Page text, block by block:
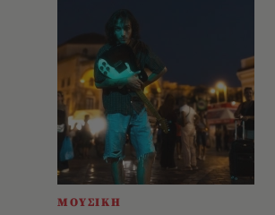
ΜΟΥΣΙΚΗ